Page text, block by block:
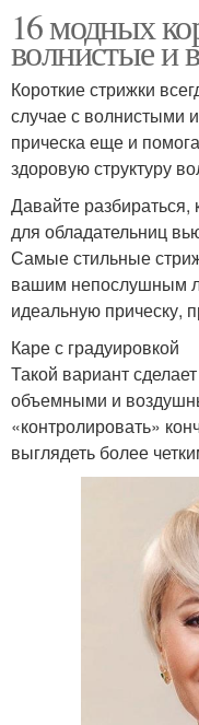
16 модных
волнистые и
Короткие стрижки
случае с волнистыми
прическа еще и
здоровую структуру
Давайте разбираться,
для обладательниц
Самые стильные
вашим непослушным
идеальную прическу,
Каре с градуировкой
Такой вариант
объемными и
«контролировать»
выглядеть более